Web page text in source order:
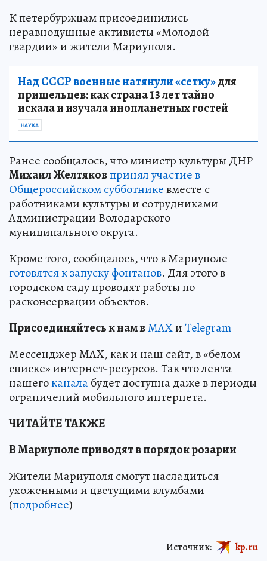
К петербуржцам присоединились
неравнодушные активисты «Молодой
гвардии» и жители Мариуполя.
Над СССР военные натянули «сетку»для
пришельцев: как страна 13 лет тайно
искала и изучала инопланетных гостей
НАУКА
Ранее сообщалось, что министр культуры ДНР
Михаил Желтяковпринял участие в
Общероссийском субботникевместе с
работниками культуры и сотрудниками
Администрации Володарского
муниципального округа.
Кроме того, сообщалось, что в Мариуполе
готовятся к запуску фонтанов. Для этого в
городском саду проводят работы по
расконсервации объектов.
Присоединяйтесь к нам вMAXиTelegram
Мессенджер MAX, как и наш сайт, в «белом
списке» интернет-ресурсов. Так что лента
нашегоканалабудет доступна даже в периоды
ограничений мобильного интернета.
ЧИТАЙТЕ ТАКЖЕ
В Мариуполе приводят в порядок розарии
Жители Мариуполя смогут насладиться
ухоженными и цветущими клумбами
(подробнее)
Источник: kp.ru